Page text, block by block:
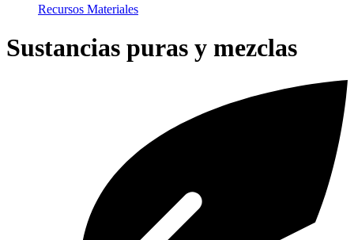
Recursos Materiales
Sustancias puras y mezclas